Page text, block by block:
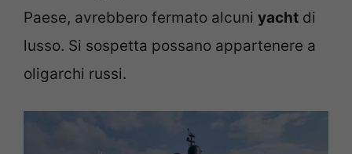
Paese, avrebbero fermato alcuni yacht di
lusso. Si sospetta possano appartenere a
oligarchi russi.